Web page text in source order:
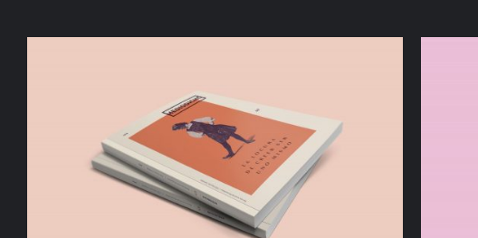
AÑADIR AL CARRITO / DETALLES